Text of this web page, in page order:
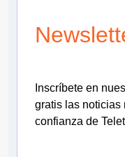
Inscríbete en
gratis las noticias
confianza de